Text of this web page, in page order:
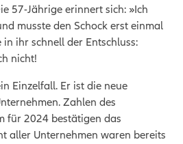
57-Jährige erinnert sich: »Ich
musste den Schock erst einmal
ihr schnell der Entschluss:
nicht!
Einzelfall. Er ist die neue
Zahlen des
für 2024 bestätigen das
aller Unternehmen waren bereits